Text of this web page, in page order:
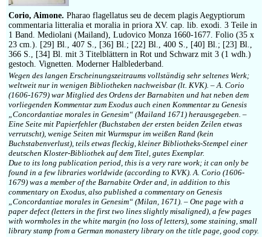
Corio, Aimone. Pharao flagellatus seu de decem plagis Aegyptiorum
commentaria litteralia et moralia in priora XV. cap. lib. exodi. 3 Teile in
1 Band. Mediolani (Mailand), Ludovico Monza 1660-1677. Folio (35 x
23 cm.). [29] Bl., 407 S., [36] Bl.; [22] Bl., 400 S., [40] Bl.; [23] Bl.,
366 S., [34] Bl. mit 3 Titelblättern in Rot und Schwarz mit 3 (1 wdh.)
gestoch. Vignetten. Moderner Halblederband.
Wegen des langen Erscheinungszeitraums vollständig sehr seltenes Werk;
weltweit nur in wenigen Bibliotheken nachweisbar (lt. KVK). – A. Corio
(1606-1679) war Mitglied des Ordens der Barnabiten und hat neben dem
vorliegenden Kommentar zum Exodus auch einen Kommentar zu Genesis
„Concordantiae morales in Genesim“ (Mailand 1671) herausgegeben. –
Eine Seite mit Papierfehler (Buchstaben der ersten beiden Zeilen etwas
verrutscht), wenige Seiten mit Wurmspur im weißen Rand (kein
Buchstabenverlust), teils etwas fleckig, kleiner Bibliotheks-Stempel einer
deutschen Kloster-Bibliothek auf dem Titel, gutes Exemplar.
Due to its long publication period, this is a very rare work; it can only be
found in a few libraries worldwide (according to KVK). A. Corio (1606-
1679) was a member of the Barnabite Order and, in addition to this
commentary on Exodus, also published a commentary on Genesis
„Concordantiae morales in Genesim“ (Milan, 1671). – One page with a
paper defect (letters in the first two lines slightly misaligned), a few pages
with wormholes in the white margin (no loss of letters), some staining, small
library stamp from a German monastery library on the title page, good copy.